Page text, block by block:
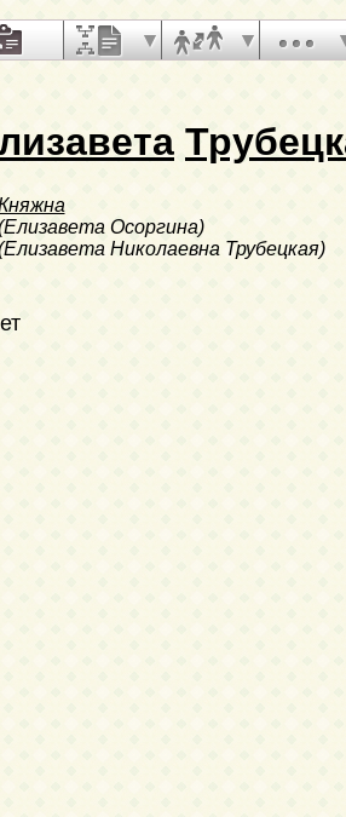
Осоргина)
Николаевна Трубецкая)